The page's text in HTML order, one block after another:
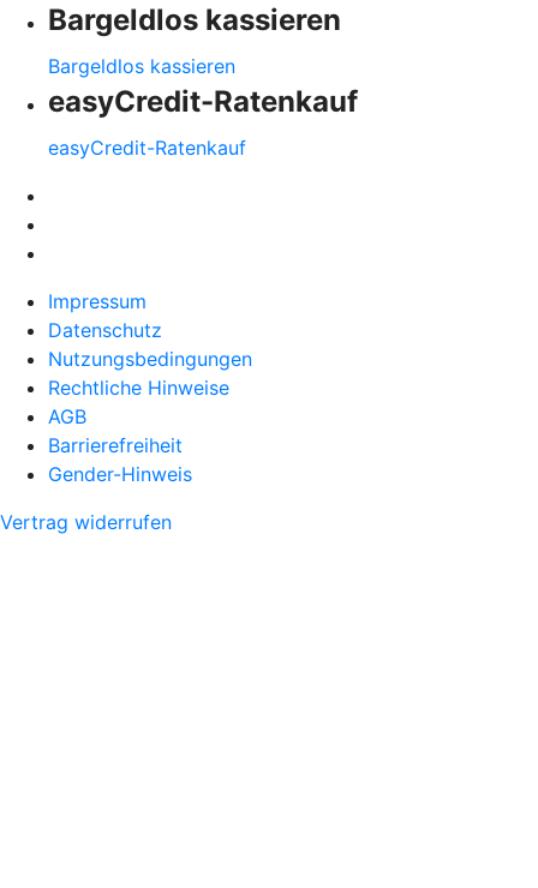
Bargeldlos kassieren
Bargeldlos kassieren
easyCredit-Ratenkauf
easyCredit-Ratenkauf
Impressum
Datenschutz
Nutzungsbedingungen
Rechtliche Hinweise
AGB
Barrierefreiheit
Gender-Hinweis
Vertrag widerrufen